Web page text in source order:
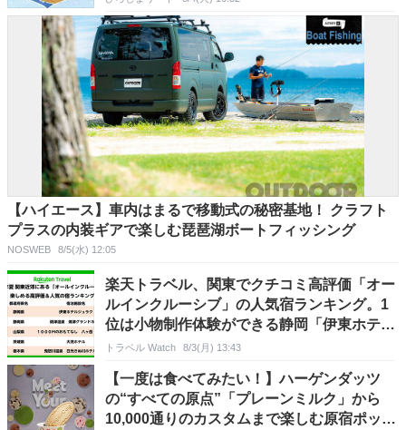
【ハイエース】車内はまるで移動式の秘密基地！ クラフト
プラスの内装ギアで楽しむ琵琶湖ボートフィッシング
NOSWEB 8/5(水) 12:05
楽天トラベル、関東でクチコミ高評価「オー
ルインクルーシブ」の人気宿ランキング。1
位は小物制作体験ができる静岡「伊東ホテル
ジュラク」
トラベル Watch 8/3(月) 13:43
【一度は食べてみたい！】ハーゲンダッツ
の“すべての原点”「プレーンミルク」から
10,000通りのカスタムまで楽しむ原宿ポップ